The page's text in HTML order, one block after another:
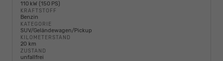
110 kW (150 PS)
KRAFTSTOFF
Benzin
KATEGORIE
SUV/Geländewagen/Pickup
KILOMETERSTAND
20 km
ZUSTAND
unfallfrei